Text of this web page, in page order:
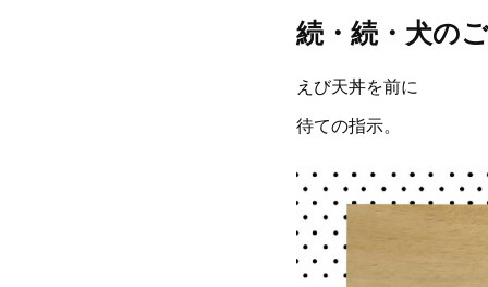
続・続・犬の
えび天丼を前に
待ての指示。